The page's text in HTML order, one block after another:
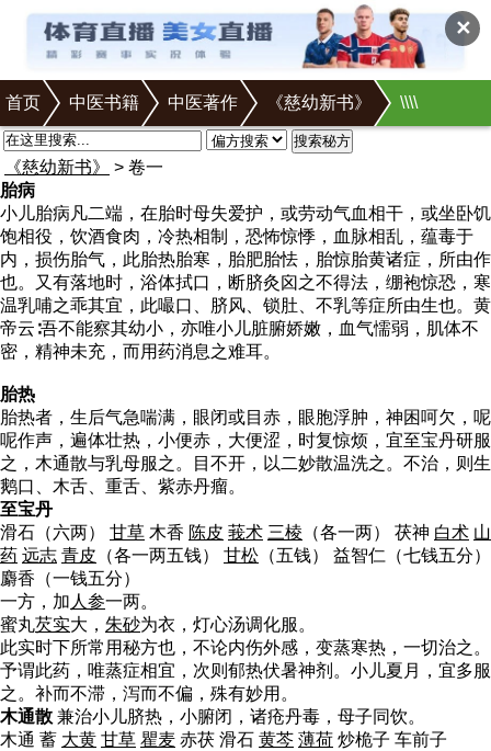
✕
首页 \
中医书籍 \
中医著作 \
《慈幼新书》 \
搜索秘方
《慈幼新书》
> 卷一
胎病
小儿胎病凡二端，在胎时母失爱护，或劳动气血相干，或坐卧饥
饱相役，饮酒食肉，冷热相制，恐怖惊悸，血脉相乱，蕴毒于
内，损伤胎气，此胎热胎寒，胎肥胎怯，胎惊胎黄诸症，所由作
也。又有落地时，浴体拭口，断脐灸囟之不得法，绷袍惊恐，寒
温乳哺之乖其宜，此嘬口、脐风、锁肚、不乳等症所由生也。黄
帝云∶吾不能察其幼小，亦唯小儿脏腑娇嫩，血气懦弱，肌体不
密，精神未充，而用药消息之难耳。
胎热
胎热者，生后气急喘满，眼闭或目赤，眼胞浮肿，神困呵欠，呢
呢作声，遍体壮热，小便赤，大便涩，时复惊烦，宜至宝丹研服
之，木通散与乳母服之。目不开，以二妙散温洗之。不治，则生
鹅口、木舌、重舌、紫赤丹瘤。
至宝丹
滑石（六两） 甘草 木香 陈皮 莪术 三棱 （各一两） 茯神 白术 山
药 远志 青皮 （各一两五钱） 甘松 （五钱） 益智仁（七钱五分）
麝香（一钱五分）
一方，加 人参一两。
蜜丸芡实大， 朱砂为衣，灯心汤调化服。
此实时下所常用秘方也，不论内伤外感，变蒸寒热，一切治之。
予谓此药，唯蒸症相宜，次则郁热伏暑神剂。小儿夏月，宜多服
之。补而不滞，泻而不偏，殊有妙用。
木通散 兼治小儿脐热，小腑闭，诸疮丹毒，母子同饮。
木通 蓄 大黄 甘草 瞿麦 赤茯 滑石 黄芩 薄荷 炒桅子 车前子